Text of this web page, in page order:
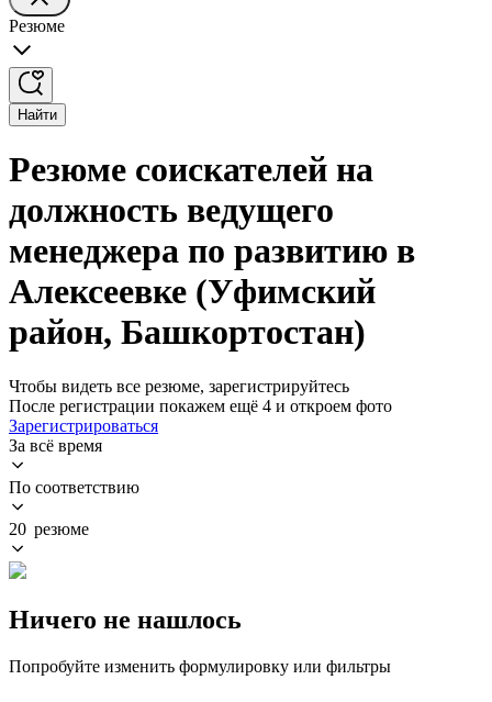
Резюме
Найти
Резюме соискателей на
должность ведущего
менеджера по развитию в
Алексеевке (Уфимский
район, Башкортостан)
Чтобы видеть все резюме, зарегистрируйтесь
После регистрации покажем ещё 4 и откроем фото
Зарегистрироваться
За всё время
По соответствию
20 резюме
Ничего не нашлось
Попробуйте изменить формулировку или фильтры